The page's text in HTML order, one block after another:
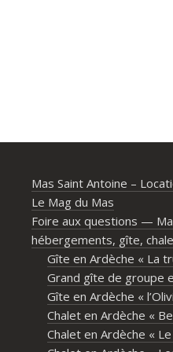
Mas Saint Antoine –
Le Mag du Mas
Foire aux questions —
hébergements, gîte,
Gîte en Ardèche « La
Grand gîte de groupe
Gîte en Ardèche «
Chalet en Ardèche «
Chalet en Ardèche «